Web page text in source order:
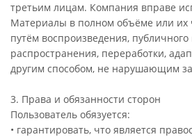
третьим лицам. Компания вправе
Материалы в полном объёме или их
путём воспроизведения, публичного
распространения, переработки,
другим способом, не нарушающим
3. Права и обязанности сторон
Пользователь обязуется:
• гарантировать, что является